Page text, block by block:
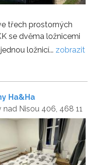
třech prostorných
se dvěma ložnicemi
ložnicí... zobrazit
Ha&Ha
nad Nisou 406, 468 11